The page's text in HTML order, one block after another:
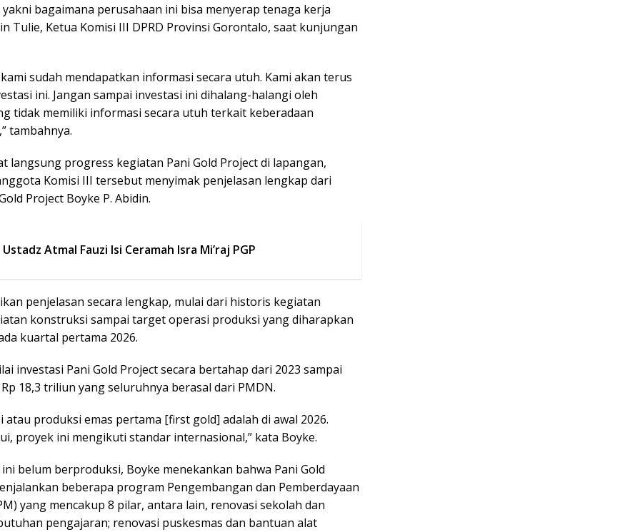
bagaimana perusahaan ini bisa menyerap tenaga kerja
Tulie, Ketua Komisi III DPRD Provinsi Gorontalo, saat kunjungan
sudah mendapatkan informasi secara utuh. Kami akan terus
ini. Jangan sampai investasi ini dihalang-halangi oleh
tidak memiliki informasi secara utuh terkait keberadaan
tambahnya.
langsung progress kegiatan Pani Gold Project di lapangan,
Komisi III tersebut menyimak penjelasan lengkap dari
Project Boyke P. Abidin.
Ustadz Atmal Fauzi Isi Ceramah Isra Mi’raj PGP
penjelasan secara lengkap, mulai dari historis kegiatan
konstruksi sampai target operasi produksi yang diharapkan
kuartal pertama 2026.
investasi Pani Gold Project secara bertahap dari 2023 sampai
18,3 triliun yang seluruhnya berasal dari PMDN.
atau produksi emas pertama [first gold] adalah di awal 2026.
proyek ini mengikuti standar internasional,” kata Boyke.
belum berproduksi, Boyke menekankan bahwa Pani Gold
beberapa program Pengembangan dan Pemberdayaan
yang mencakup 8 pilar, antara lain, renovasi sekolah dan
pengajaran; renovasi puskesmas dan bantuan alat